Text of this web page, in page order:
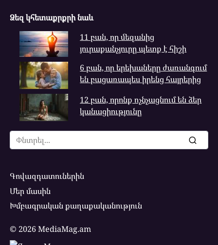
Ձեզ կհետաքրքրի նաև
11 բան, որ մեզանից
յուրաքանչյուրը պետք է հիշի
6 բան, որ երեխաները ժառանգում
են բացառապես իրենց հայրերից
12 բան, որոնք ոչնչացնում են ձեր
կանացիությունը
Search
for:
Գովազդատուներին
Մեր մասին
Խմբագրական քաղաքականություն
© 2026 MediaMag.am